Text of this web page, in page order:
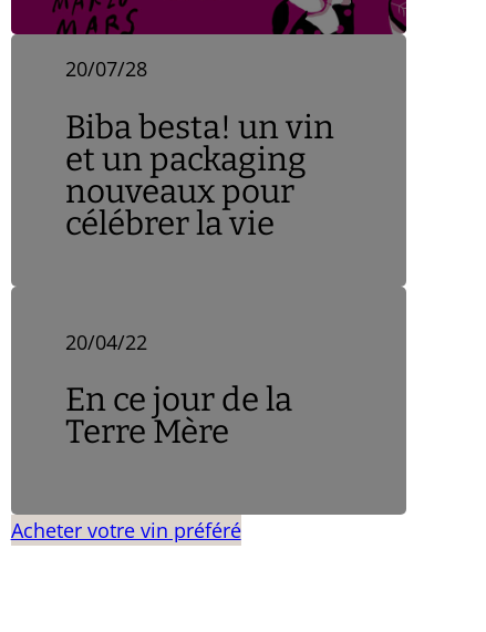
20/07/28
Biba besta! un vin
et un packaging
nouveaux pour
célébrer la vie
20/04/22
En ce jour de la
Terre Mère
Acheter votre vin préféré